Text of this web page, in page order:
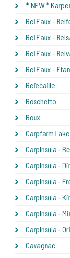
* NEW *
Bel Eaux -
Bel Eaux -
Bel Eaux -
Bel Eaux -
Bel'ecaille
Boschetto
Boux
Carpfarm Lake
CarpInsula -
CarpInsula -
CarpInsula -
CarpInsula -
CarpInsula -
CarpInsula -
Cavagnac